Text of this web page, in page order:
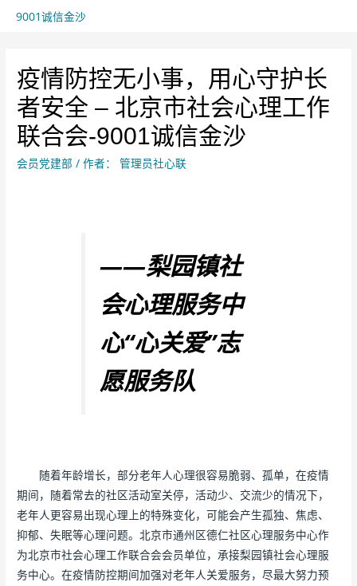
9001诚信金沙
疫情防控无小事，用心守护长
者安全 – 北京市社会心理工作
联合会-9001诚信金沙
会员党建部 / 作者： 管理员社心联
——梨园镇社
会心理服务中
心“心关爱”志
愿服务队
随着年龄增长，部分老年人心理很容易脆弱、孤单，在疫情
期间，随着常去的社区活动室关停，活动少、交流少的情况下，
老年人更容易出现心理上的特殊变化，可能会产生孤独、焦虑、
抑郁、失眠等心理问题。北京市通州区德仁社区心理服务中心作
为北京市社会心理工作联合会会员单位，承接梨园镇社会心理服
务中心。在疫情防控期间加强对老年人关爱服务，尽最大努力预